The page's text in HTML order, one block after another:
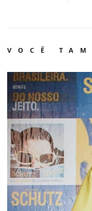
VOCÊ